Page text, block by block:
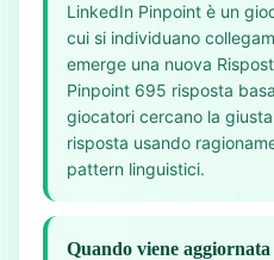
LinkedIn Pinpoint è un
cui si individuano
emerge una nuova
Pinpoint 695 risposta
giocatori cercano la
risposta usando
pattern linguistici.
Quando viene